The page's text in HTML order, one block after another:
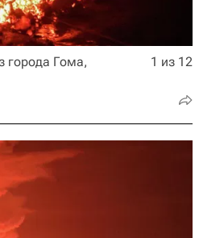
города Гома,
1 из 12